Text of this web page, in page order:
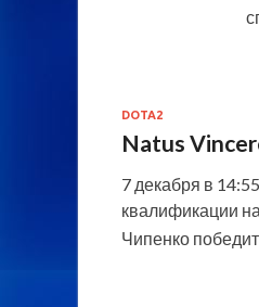
DOTA2
Natus
7 декабря в
квалификации
Чипенко